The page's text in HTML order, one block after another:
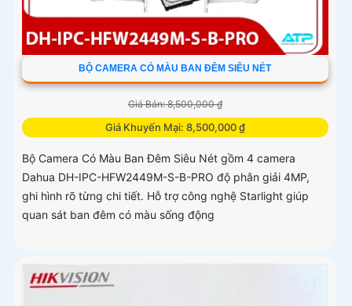
BỘ CAMERA CÓ MÀU BAN ĐÊM SIÊU NÉT
Giá Bán: 8,500,000 ₫
Giá Khuyến Mại: 8,500,000 ₫
Bộ Camera Có Màu Ban Đêm Siêu Nét gồm 4 camera
Dahua DH-IPC-HFW2449M-S-B-PRO độ phân giải 4MP,
ghi hình rõ từng chi tiết. Hỗ trợ công nghệ Starlight giúp
quan sát ban đêm có màu sống động